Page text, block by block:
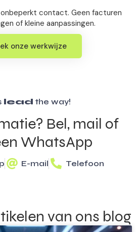
contact. Geen facturen
of kleine aanpassingen.
onze werkwijze
lead the way!
Bel, mail of
WhatsApp
E-mail Telefoon
van ons blog